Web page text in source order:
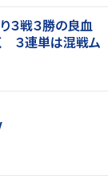
３戦３勝の良血
３連単は混戦ム